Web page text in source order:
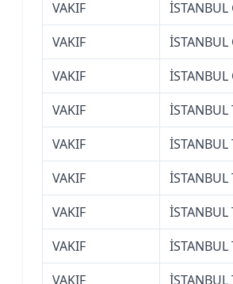
VAKIF
İSTANBUL
VAKIF
İSTANBUL
VAKIF
İSTANBUL
VAKIF
İSTANBUL
VAKIF
İSTANBUL
VAKIF
İSTANBUL
VAKIF
İSTANBUL
VAKIF
İSTANBUL
VAKIF
İSTANBUL